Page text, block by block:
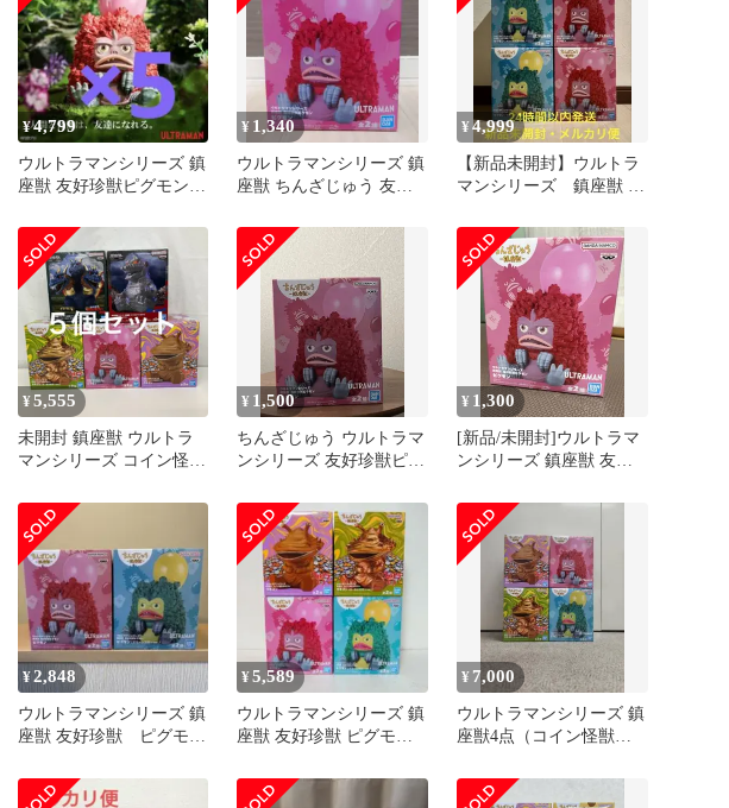
¥4,799
ウルトラマンシリーズ 鎮
座獣 友好珍獣ピグモン
¥ 1,340
ウルトラマンシリーズ 鎮
座獣 ちんざじゅう 友好
¥4,999
【新品未開封】ウルトラ
マンシリーズ 鎮座獣 友
¥5,555
未開封 鎮座獣 ウルトラ
マンシリーズ コイン怪獣
ver 友好珍獣 ピグモン 東
宝怪獣シリーズ キングギ
ドラ 1964 幻カラーver メ
カゴジラ 1974
BANPRESTO フィギュア
5個セット LF6443 f101
¥ 1,500
ちんざじゅう ウルトラマ
ンシリーズ 友好珍獣ピグ
¥ 1,300
[新品/未開封]ウルトラマ
ンシリーズ 鎮座獣 友好
¥2,848
ウルトラマンシリーズ 鎮
座獣 友好珍獣 ピグモン
¥5,589
ウルトラマンシリーズ 鎮
座獣 友好珍獣 ピグモン
¥ 7,000
ウルトラマンシリーズ 鎮
座獣4点（コイン怪獣カ
モン全2種）